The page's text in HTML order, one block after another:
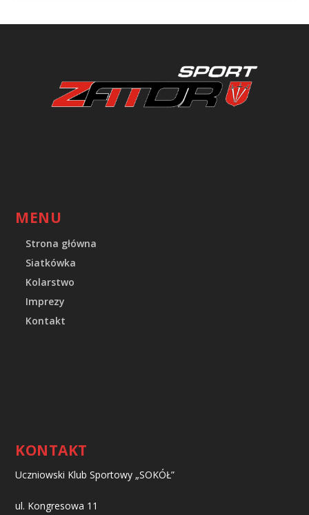
MENU
Strona główna
Siatkówka
Kolarstwo
Imprezy
Kontakt
KONTAKT
Uczniowski Klub Sportowy „SOKÓŁ”
ul. Kongresowa 11